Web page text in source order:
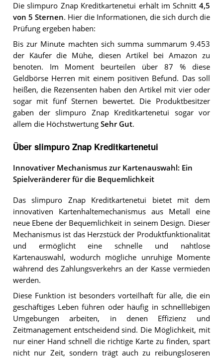
Die slimpuro Znap Kreditkartenetui erhält im Schnitt 4,5
von 5 Sternen. Hier die Informationen, die sich durch die
Prüfung ergeben haben:
Bis zur Minute machten sich summa summarum 9.453
der Käufer die Mühe, diesen Artikel bei Amazon zu
benoten. Im Moment beurteilen über 87 % diese
Geldbörse Herren mit einem positiven Befund. Das soll
heißen, die Rezensenten haben den Artikel mit vier oder
sogar mit fünf Sternen bewertet. Die Produktbesitzer
gaben der slimpuro Znap Kreditkartenetui sogar vor
allem die Höchstwertung Sehr Gut.
Über slimpuro Znap Kreditkartenetui
Innovativer Mechanismus zur Kartenauswahl: Ein
Spielveränderer für die Bequemlichkeit
Das slimpuro Znap Kreditkartenetui bietet mit dem
innovativen Kartenhaltemechanismus aus Metall eine
neue Ebene der Bequemlichkeit in seinem Design. Dieser
Mechanismus ist das Herzstück der Produktfunktionalität
und ermöglicht eine schnelle und nahtlose
Kartenauswahl, wodurch mögliche unruhige Momente
während des Zahlungsverkehrs an der Kasse vermieden
werden.
Diese Funktion ist besonders vorteilhaft für alle, die ein
geschäftiges Leben führen oder häufig in schnelllebigen
Umgebungen arbeiten, in denen Effizienz und
Zeitmanagement entscheidend sind. Die Möglichkeit, mit
nur einer Hand schnell die richtige Karte zu finden, spart
nicht nur Zeit, sondern trägt auch zu reibungsloseren